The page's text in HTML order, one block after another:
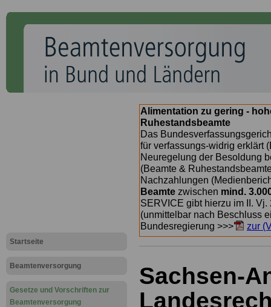
Startseite
Beamtenversorgung
Gesetze und Vorschriften zur
Beamtenversorgung
Alimentation zu gering -
Ruhestandsbeamte
Das
für verfassungs-widrig erklärt
Neuregelung der Besoldung
(Beamte &
Nachzahlungen
Beamte zwischen mind.
SERVICE gibt hierzu im II.
(unmittelbar nach Beschluss
Bundesregierung >>>
zur
Sachsen-